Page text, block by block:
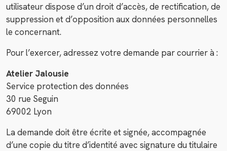
utilisateur dispose d’un droit d’accès, de rectification, de
suppression et d’opposition aux données personnelles
le concernant.
Pour l’exercer, adressez votre demande par courrier à :
Atelier Jalousie
Service protection des données
30 rue Seguin
69002 Lyon
La demande doit être écrite et signée, accompagnée
d’une copie du titre d’identité avec signature du titulaire